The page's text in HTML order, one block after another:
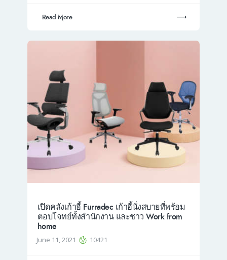
Read More
เปิดคลังเก้าอี้ Furradec เก้าอี้นั่งสบายที่พร้อม
ตอบโจทย์ทั้งสำนักงาน และชาว Work from
home
June 11, 2021 10421